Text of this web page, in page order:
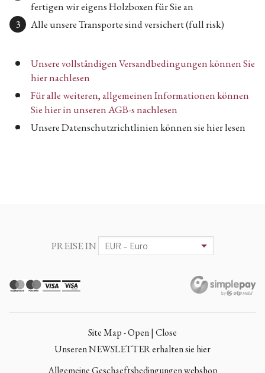
fertigen wir eigens Holzboxen für Sie an
Alle unsere Transporte sind versichert (full risk)
Unsere vollständigen Versandbedingungen können Sie
hier nachlesen
Für alle weiteren, allgemeinen Informationen können
Sie hier in unseren AGB-s nachlesen
Unsere Datenschutzrichtlinien können sie hier lesen
PREISE IN
Site Map - Open | Close
Unseren NEWSLETTER erhalten sie hier
Allgemeine Geschaeftsbedingungen webshop